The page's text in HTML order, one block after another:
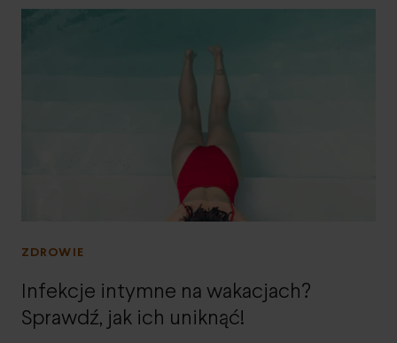
ZDROWIE
Infekcje intymne na wakacjach?
Sprawdź, jak ich uniknąć!